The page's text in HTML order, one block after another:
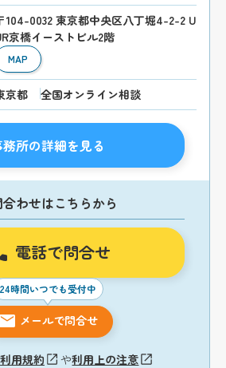
104-0032 東京都中央区八丁堀4-2-2 U
京橋イーストビル2階
MAP
京都 全国オンライン相談
所の詳細を見る
合わせはこちらから
電話で問合せ
24時間いつでも受付中
メールで問合せ
利用規約 や利用上の注意